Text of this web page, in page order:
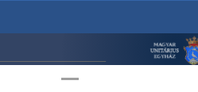
Unitárius